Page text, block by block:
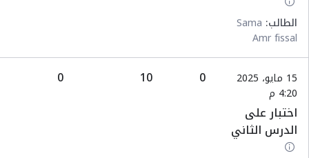
الطالب: Sama
Amr fissal
15 مايو، 2025
4:20 م
اختبار على
الدرس الثاني
0
10
0